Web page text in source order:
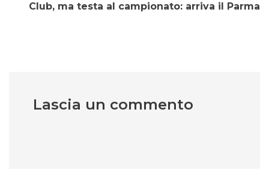
Club, ma testa al campionato: arriva il Parma
Lascia un commento